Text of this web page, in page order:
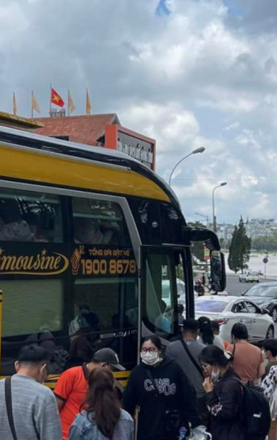
Tháng 2 2022
Tháng 1 2022
Tháng 12 2021
Tháng 7 2021
Tháng 6 2021
Tháng 5 2021
Tháng 4 2021
Categories
Blog Du Lịch
Du Lịch Đà Lạt
Đà Lạt
Khu Du Lịch
Kinh Nghiệm Du Lịch
Thuê Xe Limousine
Truyền Thông Quảng Cáo
Xe Limousine